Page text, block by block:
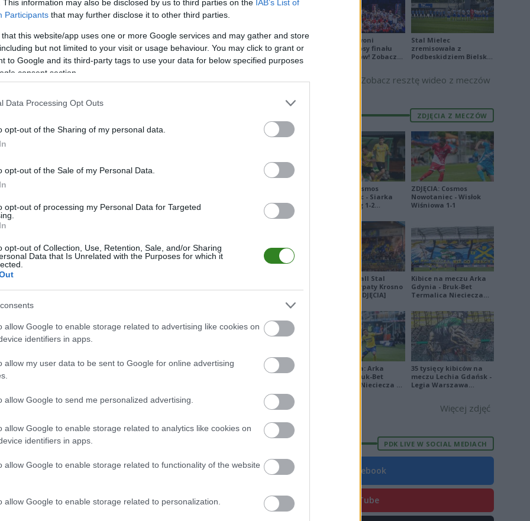
This information may also be disclosed by us to third parties on the IAB’s List of
Participants that may further disclose it to other third parties.
that this website/app uses one or more Google services and may gather and store
but not limited to your visit or usage behaviour. You may click to grant or
to Google and its third-party tags to use your data for below specified purposes
consent section.
Data Processing Opt Outs
opt-out of the Sharing of my personal data.
opt-out of the Sale of my Personal Data.
opt-out of processing my Personal Data for Targeted
opt-out of Collection, Use, Retention, Sale, and/or Sharing
Data that Is Unrelated with the Purposes for which it
allow Google to enable storage related to advertising like cookies on
identifiers in apps.
allow my user data to be sent to Google for online advertising
allow Google to send me personalized advertising.
allow Google to enable storage related to analytics like cookies on
identifiers in apps.
allow Google to enable storage related to functionality of the website
allow Google to enable storage related to personalization.
ZOBACZ WIĘCEJ (2)
M PKT Z R P GOLE FORMA
34 64-43
54-40
45-48
34 46 12 10 47-40
34 42 10 12 12 48-47
34 34 9 7 18 37-61
34 25 5 10 19 33-64
remis porażka
11 36-19
17 36-18
Biało-Czerwoni
odwrócili losy finału
Ligi Narodów! Zobacz
Stal Mielec
zremisowała z
Podbeskidziem Bielsko-
Zobacz resztę wideo z meczów
ZDJĘCIA Z MECZÓW
ZDJĘCIA: Cosmos
Nowotaniec - Siarka
Tarnobrzeg 1-2
ZDJĘCIA: Cosmos
Nowotaniec - Wisłok
Wiśniowa 1-1
Derby Ekoball Stal
Sanok - Karpaty Krosno
na remis [ZDJĘCIA]
Kibice na meczu Arka
Gdynia - Bruk-Bet
Termalica Nieciecza
Ekstraklasa: Arka
Gdynia - Bruk-Bet
Termalica Nieciecza 2-
35 tysięcy kibiców na
meczu Lechia Gdańsk -
Legia Warszawa
Więcej zdjęć
PDK LIVE W SOCIAL MEDIACH
Facebook
YouTube